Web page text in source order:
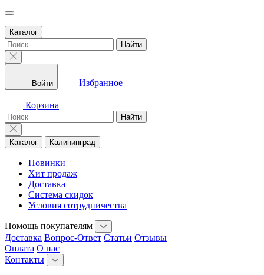
Каталог
Найти
Войти Избранное
Корзина
Найти
Каталог Калининград
Новинки
Хит продаж
Доставка
Система скидок
Условия сотрудничества
Помощь покупателям
Доставка Вопрос-Ответ Статьи Отзывы
Оплата О нас
Контакты